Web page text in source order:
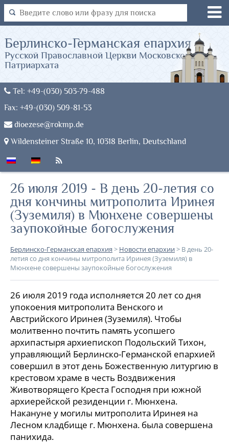
Tel: +49-(030) 503-79-488
Fax: +49-(030) 509-81-53
dioezese@rokmp.de
Wildensteiner Straße 10, 10318 Berlin, Deutschland
Берлинско-Германская епархия
Русской Православной Церкви Московского
Патриархата
26 июля 2019 - В день 20-летия со
дня кончины митрополита Иринея
(Зуземиля) в Мюнхене совершены
заупокойные богослужения
Берлинско-Германская епархия > Новости епархии> В день 20-
летия со дня кончины митрополита Иринея (Зуземиля) в
Мюнхене совершены заупокойные богослужения
26 июля 2019 года исполняется 20 лет со дня
упокоения митрополита Венского и
Австрийского Иринея (Зуземиля). Чтобы
молитвенно почтить память усопшего
архипастыря архиепископ Подольский Тихон,
управляющий Берлинско-Германской епархией
совершил в этот день Божественную литургию в
крестовом храме в честь Воздвижения
Животворящего Креста Господня при южной
архиерейской резиденции г. Мюнхена.
Накануне у могилы митрополита Иринея на
Лесном кладбище г. Мюнхена. была совершена
панихида.